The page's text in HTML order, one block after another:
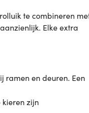
te combineren
Elke extra
ramen en deuren. Een
zijn